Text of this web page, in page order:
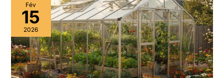
Fév
15
2026